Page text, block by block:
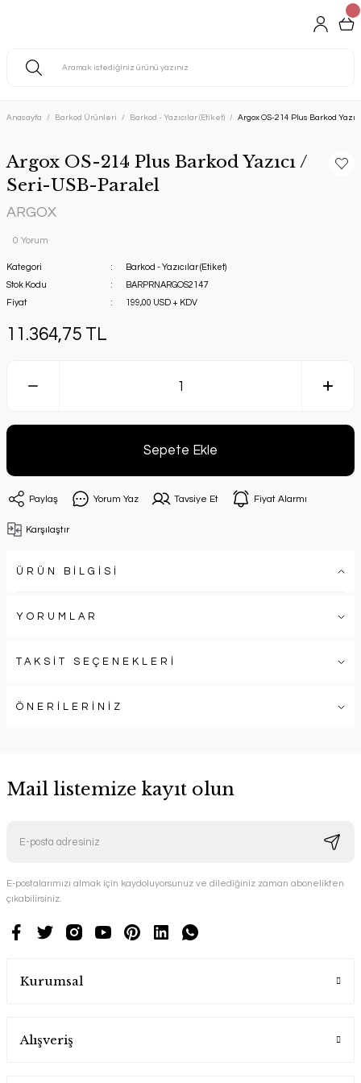
Anasayfa Barkod Ürünleri Barkod - Yazıcılar (Etiket) Argox OS-214 Plus Barkod
Argox OS-214 Plus Barkod Yazıcı /
Seri-USB-Paralel
ARGOX
0 Yorum
Kategori
Barkod - Yazıcılar (Etiket)
Stok Kodu
BARPRNARGOS2147
Fiyat
199,00 USD + KDV
11.364,75 TL
Sepete Ekle
Paylaş Yorum Yaz Tavsiye Et Fiyat Alarmı
Karşılaştır
ÜRÜN BİLGİSİ
YORUMLAR
TAKSİT SEÇENEKLERİ
ÖNERİLERİNİZ
Mail listemize kayıt olun
E-postalarımızı almak için kaydoluyorsunuz ve dilediğiniz zaman abonelikten
çıkabilirsiniz.
Kurumsal
Alışveriş